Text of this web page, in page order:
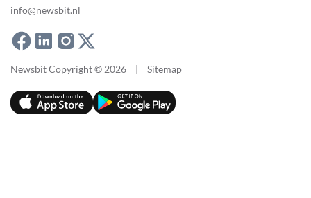
info@newsbit.nl
Newsbit Copyright © 2026 | Sitemap